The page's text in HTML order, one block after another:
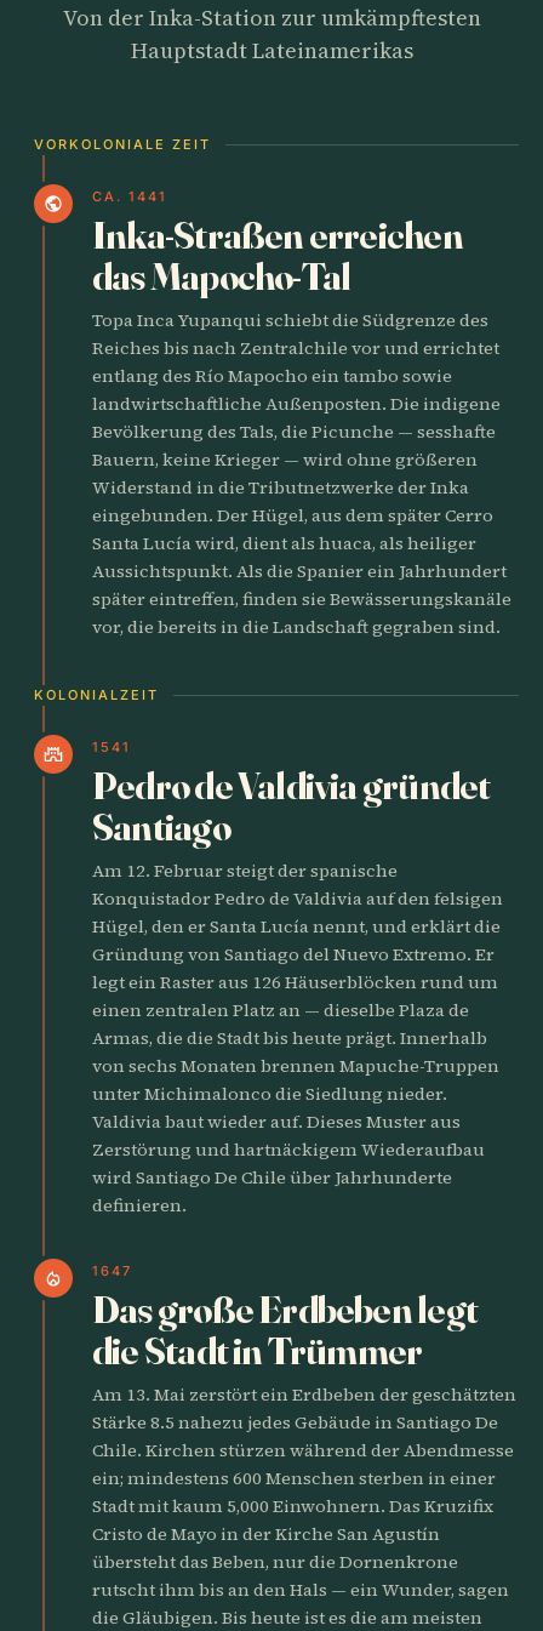
Von der Inka-Station zur umkämpftesten
Hauptstadt Lateinamerikas
VORKOLONIALE ZEIT
public CA. 1441
Inka-Straßen erreichen
das Mapocho-Tal
Topa Inca Yupanqui schiebt die Südgrenze des
Reiches bis nach Zentralchile vor und errichtet
entlang des Río Mapocho ein tambo sowie
landwirtschaftliche Außenposten. Die indigene
Bevölkerung des Tals, die Picunche — sesshafte
Bauern, keine Krieger — wird ohne größeren
Widerstand in die Tributnetzwerke der Inka
eingebunden. Der Hügel, aus dem später Cerro
Santa Lucía wird, dient als huaca, als heiliger
Aussichtspunkt. Als die Spanier ein Jahrhundert
später eintreffen, finden sie Bewässerungskanäle
vor, die bereits in die Landschaft gegraben sind.
KOLONIALZEIT
castle 1541
Pedro de Valdivia gründet
Santiago
Am 12. Februar steigt der spanische
Konquistador Pedro de Valdivia auf den felsigen
Hügel, den er Santa Lucía nennt, und erklärt die
Gründung von Santiago del Nuevo Extremo. Er
legt ein Raster aus 126 Häuserblöcken rund um
einen zentralen Platz an — dieselbe Plaza de
Armas, die die Stadt bis heute prägt. Innerhalb
von sechs Monaten brennen Mapuche-Truppen
unter Michimalonco die Siedlung nieder.
Valdivia baut wieder auf. Dieses Muster aus
Zerstörung und hartnäckigem Wiederaufbau
wird Santiago De Chile über Jahrhunderte
definieren.
local_fire_department 1647
Das große Erdbeben legt
die Stadt in Trümmer
Am 13. Mai zerstört ein Erdbeben der geschätzten
Stärke 8.5 nahezu jedes Gebäude in Santiago De
Chile. Kirchen stürzen während der Abendmesse
ein; mindestens 600 Menschen sterben in einer
Stadt mit kaum 5,000 Einwohnern. Das Kruzifix
Cristo de Mayo in der Kirche San Agustín
übersteht das Beben, nur die Dornenkrone
rutscht ihm bis an den Hals — ein Wunder, sagen
die Gläubigen. Bis heute ist es die am meisten